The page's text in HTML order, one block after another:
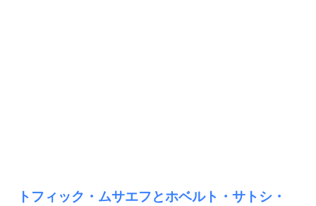
トフィック・ムサエフとホベルト・サトシ・